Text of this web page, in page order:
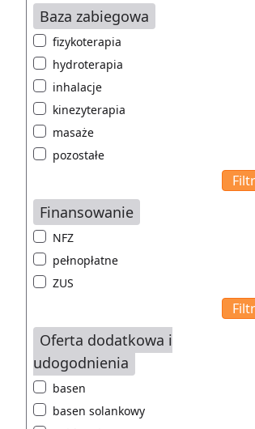
Baza zabiegowa
fizykoterapia
hydroterapia
inhalacje
kinezyterapia
masaże
pozostałe
Finansowanie
NFZ
pełnopłatne
ZUS
Oferta dodatkowa i
udogodnienia
basen
basen solankowy